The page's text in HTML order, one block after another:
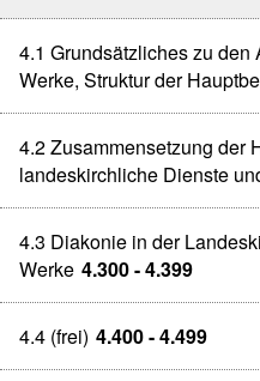
4.1 Grundsätzliches zu
Werke, Struktur der
4.2 Zusammensetzung der
landeskirchliche Dienste
4.3 Diakonie in der
Werke 4.300 - 4.399
4.4 (frei) 4.400 - 4.499